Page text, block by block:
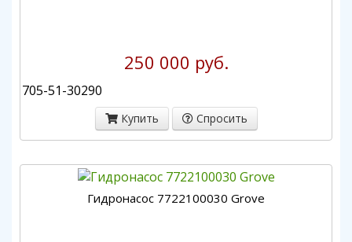
250 000 руб.
705-51-30290
Купить Спросить
Гидронасос 7722100030 Grove